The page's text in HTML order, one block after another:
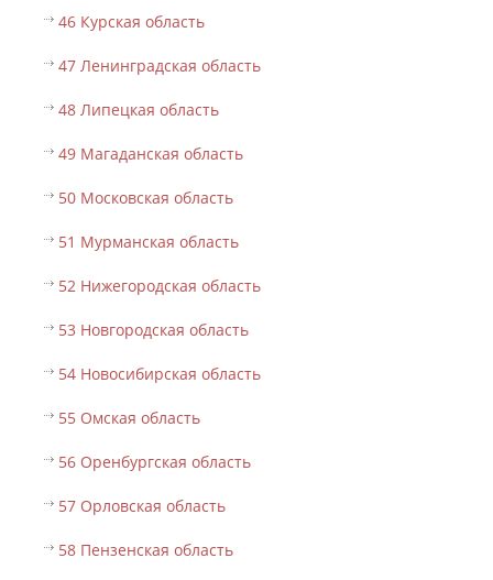
46 Курская область
47 Ленинградская область
48 Липецкая область
49 Магаданская область
50 Московская область
51 Мурманская область
52 Нижегородская область
53 Новгородская область
54 Новосибирская область
55 Омская область
56 Оренбургская область
57 Орловская область
58 Пензенская область